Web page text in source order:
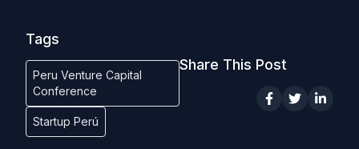
Tags
Peru Venture Capital
Conference
Startup Perú
Share This Post